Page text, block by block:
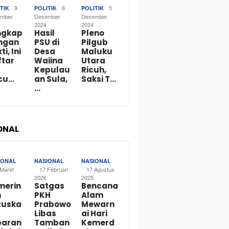
9
Ini
POLITIK
6
Desember
2024
Hasil
PSU di
Desa
Waiina
Kepulau
an Sula,
…
POLITIK
5
Desember
2024
Pleno
Pilgub
Maluku
Utara
Ricuh,
Saksi T…
NASIONAL
17 Februari
2026
Satgas
PKH
Prabowo
Libas
Tamban
NASIONAL
17 Agustus
2025
Bencana
Alam
Mewarn
ai Hari
Kemerd